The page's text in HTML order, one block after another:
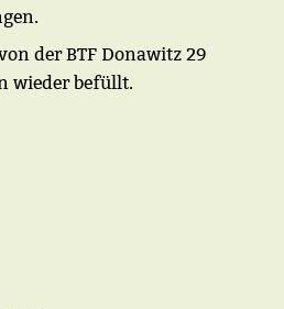
der BTF Donawitz 29
wieder befüllt.